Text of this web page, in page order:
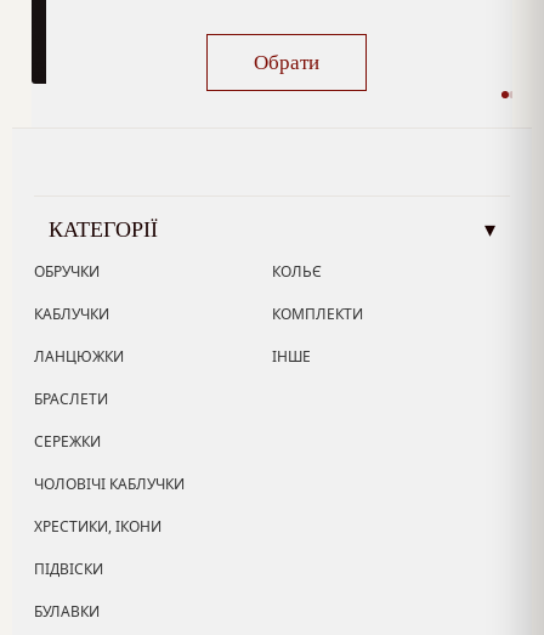
Обрати
КАТЕГОРІЇ ▾
ОБРУЧКИ
КАБЛУЧКИ
ЛАНЦЮЖКИ
БРАСЛЕТИ
СЕРЕЖКИ
ЧОЛОВІЧІ КАБЛУЧКИ
ХРЕСТИКИ, ІКОНИ
ПІДВІСКИ
БУЛАВКИ
КОЛЬЄ
КОМПЛЕКТИ
ІНШЕ